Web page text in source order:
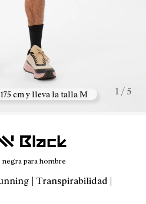
cm y lleva la talla M 1 / 5
Black
negra para hombre
| Transpirabilidad |